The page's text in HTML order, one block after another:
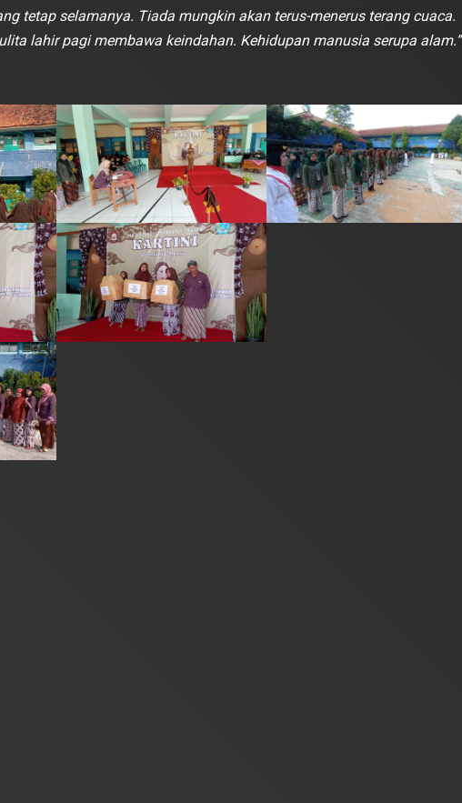
tetap selamanya. Tiada mungkin akan terus-menerus terang cuaca.
lahir pagi membawa keindahan. Kehidupan manusia serupa alam.”